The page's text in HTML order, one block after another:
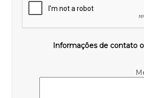
Informações de contato